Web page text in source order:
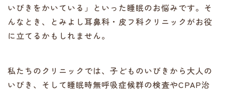
いびきをかいている」といった睡眠のお悩みです。そ
んなとき、とみよし耳鼻科・皮フ科クリニックがお役
に立てるかもしれません。
私たちのクリニックでは、子どものいびきから大人の
いびき、そして睡眠時無呼吸症候群の検査やCPAP治